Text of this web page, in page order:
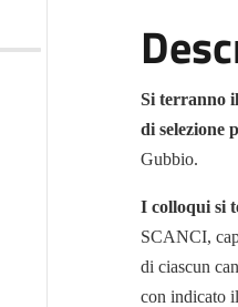
Si terranno
di selezione
Gubbio.
I colloqui si
SCANCI,
di ciascun
con indicato